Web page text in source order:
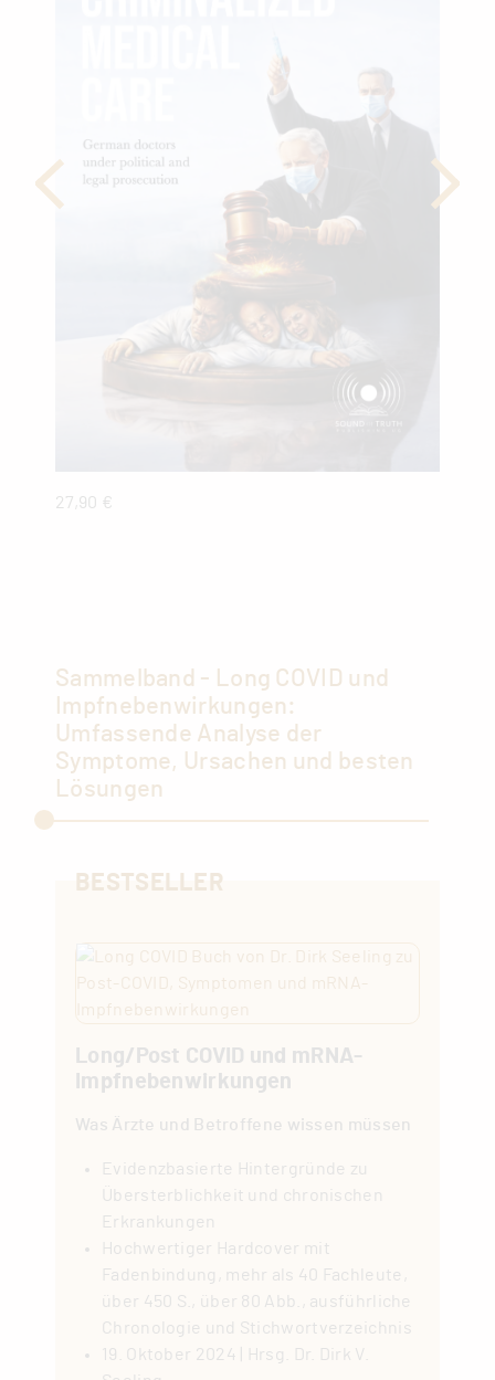
27,90 €
Sammelband - Long COVID und
Impfnebenwirkungen:
Umfassende Analyse der
Symptome, Ursachen und besten
Lösungen
BESTSELLER
Long/Post COVID und mRNA-
Impfnebenwirkungen
Was Ärzte und Betroffene wissen müssen
Evidenzbasierte Hintergründe zu
Übersterblichkeit und chronischen
Erkrankungen
Hochwertiger Hardcover mit
Fadenbindung, mehr als 40 Fachleute,
über 450 S., über 80 Abb., ausführliche
Chronologie und Stichwortverzeichnis
19. Oktober 2024 | Hrsg. Dr. Dirk V.